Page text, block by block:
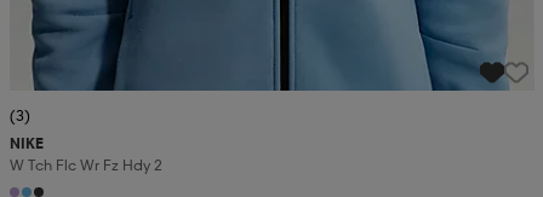
(3)
NIKE
W Tch Flc Wr Fz Hdy 2